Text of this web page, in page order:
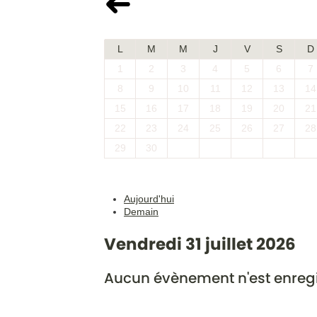
L M M J V S
D
1
2 3 4 5 6
7
8
9 10 11 12 13
14
15
16 17 18 19 20
21
22
23 24 25 26 27
28
29
30
Aujourd'hui
Demain
Vendredi 31 juillet 2026
Aucun évènement n'est